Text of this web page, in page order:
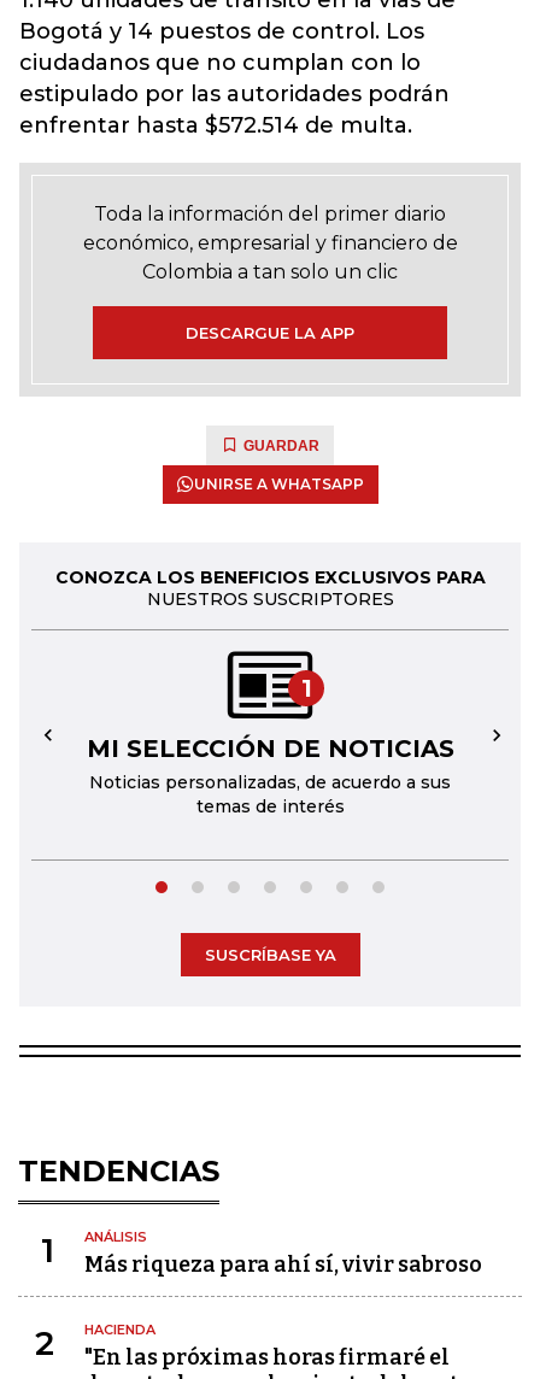
Bogotá y 14 puestos de control. Los
ciudadanos que no cumplan con lo
estipulado por las autoridades podrán
enfrentar hasta $572.514 de multa.
Toda la información del primer diario
económico, empresarial y financiero de
Colombia a tan solo un clic
DESCARGUE LA APP
GUARDAR
UNIRSE A WHATSAPP
CONOZCA LOS BENEFICIOS EXCLUSIVOS PARA
NUESTROS SUSCRIPTORES
1
MI SELECCIÓN DE NOTICIAS
Noticias personalizadas, de acuerdo a sus
temas de interés
← →
SUSCRÍBASE YA
TENDENCIAS
1 ANÁLISIS
Más riqueza para ahí sí, vivir sabroso
2 HACIENDA
"En las próximas horas firmaré el